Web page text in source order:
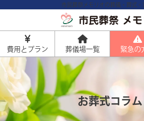
市民葬祭メモリオの葬儀・葬式・
費用とプラン 葬儀場一覧 緊急の
資料請求で50% 割引
直葬プラン
お葬式コラム